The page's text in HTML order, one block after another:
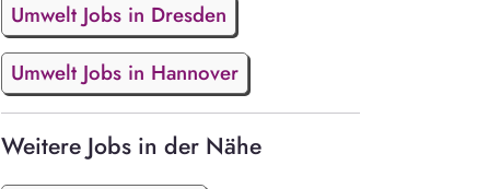
Umwelt Jobs in Dresden
Umwelt Jobs in Hannover
Weitere Jobs in der Nähe